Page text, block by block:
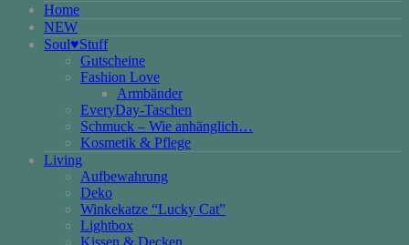
Home
NEW
Soul♥Stuff
Gutscheine
Fashion Love
Armbänder
EveryDay-Taschen
Schmuck – Wie anhänglich…
Kosmetik & Pflege
Living
Aufbewahrung
Deko
Winkekatze “Lucky Cat”
Lightbox
Kissen & Decken